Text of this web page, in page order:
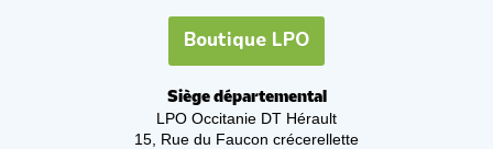
Boutique LPO
Siège départemental
LPO Occitanie DT Hérault
15, Rue du Faucon crécerellette